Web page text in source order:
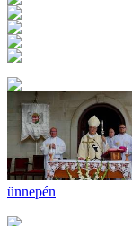
ünnepén